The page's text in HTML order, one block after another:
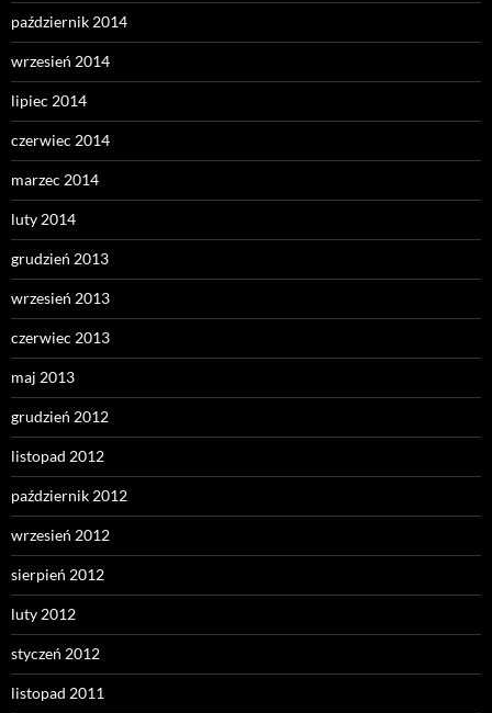
październik 2014
wrzesień 2014
lipiec 2014
czerwiec 2014
marzec 2014
luty 2014
grudzień 2013
wrzesień 2013
czerwiec 2013
maj 2013
grudzień 2012
listopad 2012
październik 2012
wrzesień 2012
sierpień 2012
luty 2012
styczeń 2012
listopad 2011